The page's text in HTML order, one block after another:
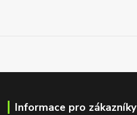
Informace pro zákazníky